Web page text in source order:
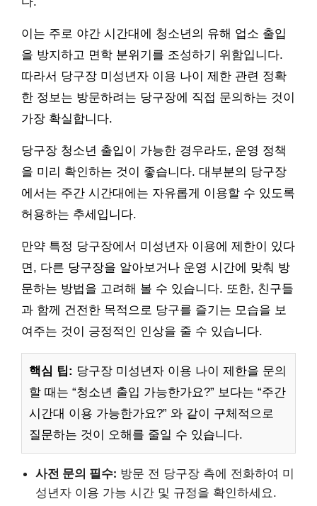
이는 주로 야간 시간대에 청소년의 유해 업소 출입
을 방지하고 면학 분위기를 조성하기 위함입니다.
따라서 당구장 미성년자 이용 나이 제한 관련 정확
한 정보는 방문하려는 당구장에 직접 문의하는 것이
가장 확실합니다.
당구장 청소년 출입이 가능한 경우라도, 운영 정책
을 미리 확인하는 것이 좋습니다. 대부분의 당구장
에서는 주간 시간대에는 자유롭게 이용할 수 있도록
허용하는 추세입니다.
만약 특정 당구장에서 미성년자 이용에 제한이 있다
면, 다른 당구장을 알아보거나 운영 시간에 맞춰 방
문하는 방법을 고려해 볼 수 있습니다. 또한, 친구들
과 함께 건전한 목적으로 당구를 즐기는 모습을 보
여주는 것이 긍정적인 인상을 줄 수 있습니다.
핵심 팁: 당구장 미성년자 이용 나이 제한을 문의
할 때는 “청소년 출입 가능한가요?” 보다는 “주간
시간대 이용 가능한가요?” 와 같이 구체적으로
질문하는 것이 오해를 줄일 수 있습니다.
사전 문의 필수: 방문 전 당구장 측에 전화하여 미
성년자 이용 가능 시간 및 규정을 확인하세요.